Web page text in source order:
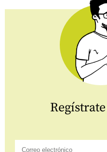
Regístrate